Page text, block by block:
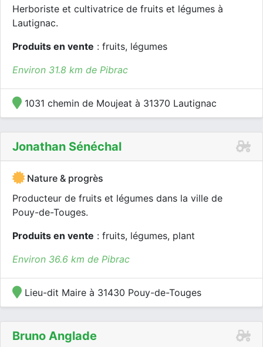
Herboriste et cultivatrice de fruits et légumes à
Lautignac.
Produits en vente : fruits, légumes
Environ 31.8 km de Pibrac
1031 chemin de Moujeat à 31370 Lautignac
Jonathan Sénéchal
Nature & progrès
Producteur de fruits et légumes dans la ville de
Pouy-de-Touges.
Produits en vente : fruits, légumes, plant
Environ 36.6 km de Pibrac
Lieu-dit Maire à 31430 Pouy-de-Touges
Bruno Anglade